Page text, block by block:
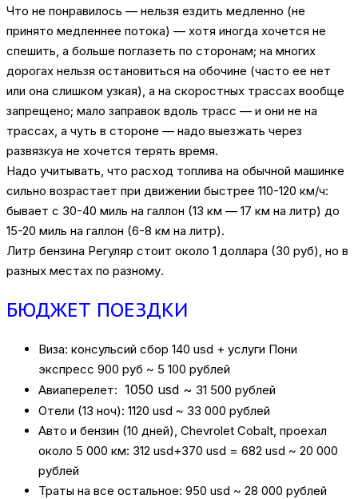
Что не понравилось — нельзя ездить медленно (не
принято медленнее потока) — хотя иногда хочется не
спешить, а больше поглазеть по сторонам; на многих
дорогах нельзя остановиться на обочине (часто ее нет
или она слишком узкая), а на скоростных трассах вообще
запрещено; мало заправок вдоль трасс — и они не на
трассах, а чуть в стороне — надо выезжать через
развязкуа не хочется терять время.
Надо учитывать, что расход топлива на обычной машинке
сильно возрастает при движении быстрее 110-120 км/ч:
бывает с 30-40 миль на галлон (13 км — 17 км на литр) до
15-20 миль на галлон (6-8 км на литр).
Литр бензина Регуляр стоит около 1 доллара (30 руб), но в
разных местах по разному.
БЮДЖЕТ ПОЕЗДКИ
Виза: консульсий сбор 140 usd + услуги Пони
экспресс 900 руб ~ 5 100 рублей
Авиаперелет: 1050 usd ~ 31 500 рублей
Отели (13 ноч): 1120 usd ~ 33 000 рублей
Авто и бензин (10 дней), Chevrolet Cobalt, проехал
около 5 000 км: 312 usd+370 usd = 682 usd ~ 20 000
рублей
Траты на все остальное: 950 usd ~ 28 000 рублей